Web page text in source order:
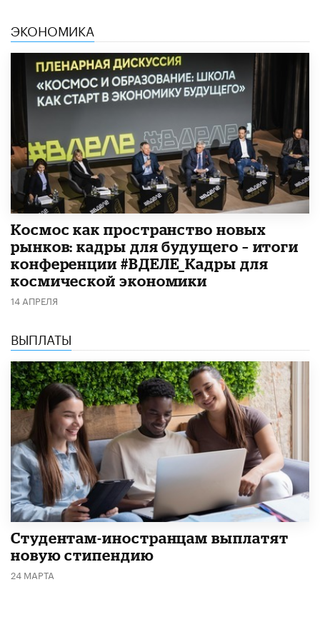
ЭКОНОМИКА
Космос как пространство новых
рынков: кадры для будущего – итоги
конференции #ВДЕЛЕ_Кадры для
космической экономики
14 АПРЕЛЯ
ВЫПЛАТЫ
Студентам-иностранцам выплатят
новую стипендию
24 МАРТА